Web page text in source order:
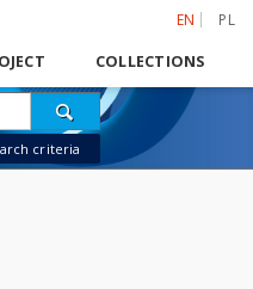
EN PL
COLLECTIONS
criteria